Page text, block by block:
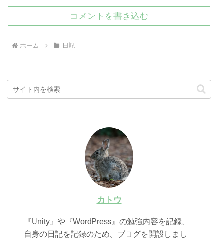
コメントを書き込む
ホーム 日記
カトウ
『Unity』や『WordPress』の勉強内容を記録、
自身の日記を記録のため、ブログを開設しまし